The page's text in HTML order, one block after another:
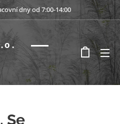
dny od 7:00-14:00
Se